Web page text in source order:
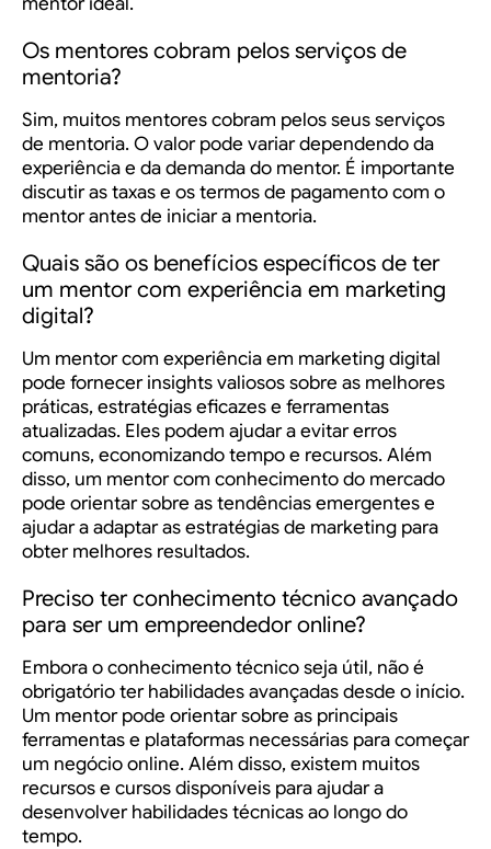
Os mentores cobram pelos serviços de
mentoria?
Sim, muitos mentores cobram pelos seus serviços
de mentoria. O valor pode variar dependendo da
experiência e da demanda do mentor. É importante
discutir as taxas e os termos de pagamento com o
mentor antes de iniciar a mentoria.
Quais são os benefícios específicos de ter
um mentor com experiência em marketing
digital?
Um mentor com experiência em marketing digital
pode fornecer insights valiosos sobre as melhores
práticas, estratégias eficazes e ferramentas
atualizadas. Eles podem ajudar a evitar erros
comuns, economizando tempo e recursos. Além
disso, um mentor com conhecimento do mercado
pode orientar sobre as tendências emergentes e
ajudar a adaptar as estratégias de marketing para
obter melhores resultados.
Preciso ter conhecimento técnico avançado
para ser um empreendedor online?
Embora o conhecimento técnico seja útil, não é
obrigatório ter habilidades avançadas desde o início.
Um mentor pode orientar sobre as principais
ferramentas e plataformas necessárias para começar
um negócio online. Além disso, existem muitos
recursos e cursos disponíveis para ajudar a
desenvolver habilidades técnicas ao longo do
tempo.